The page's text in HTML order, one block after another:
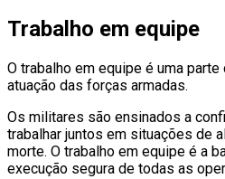
Trabalho em equipe
O trabalho em equipe é uma parte
atuação das forças armadas.
Os militares são ensinados a
trabalhar juntos em situações de
morte. O trabalho em equipe é a
execução segura de todas as